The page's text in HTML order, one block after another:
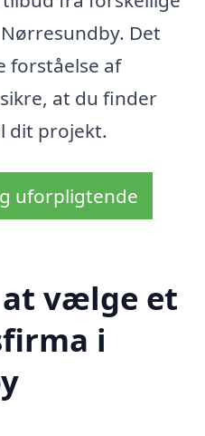
Det
forståelse af
at du finder
dit projekt.
uforpligtende
at vælge et
i